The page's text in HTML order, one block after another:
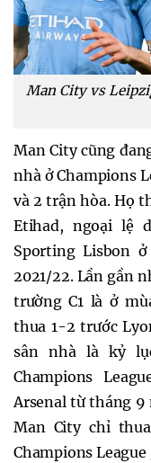
Man City vs
Man City cũng
nhà ở Champions
và 2 trận hòa. Họ
Etihad, ngoại lệ
Sporting Lisbon
2021/22. Lần gần
trường C1 là ở
thua 1-2 trước
sân nhà là kỷ
Champions
Arsenal từ tháng 9
Man City chỉ
Champions